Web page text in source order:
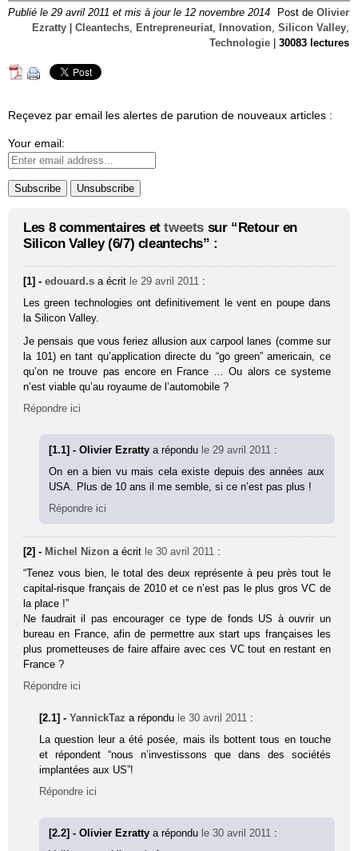
Publié le 29 avril 2011 et mis à jour le 12 novembre 2014 Post de Olivier
Ezratty
Cleantechs, Entrepreneuriat, Innovation, Silicon Valley,
Technologie
30083 lectures
Reçevez par email les alertes de parution de nouveaux articles :
Your email:
Les 8 commentaires ettweets sur “Retour en
Silicon Valley (6/7) cleantechs” :
[1] -edouard.s a écrit le 29 avril 2011 :
Les green technologies ont definitivement le vent en poupe dans
la Silicon Valley.
Je pensais que vous feriez allusion aux carpool lanes (comme sur
la 101) en tant qu’application directe du “go green” americain, ce
qu’on ne trouve pas encore en France … Ou alors ce systeme
n’est viable qu’au royaume de l’automobile ?
Répondre ici
[1.1] - Olivier Ezrattya répondu le 29 avril 2011 :
On en a bien vu mais cela existe depuis des années aux
USA. Plus de 10 ans il me semble, si ce n’est pas plus !
Répondre ici
[2] - Michel Nizon a écrit le 30 avril 2011 :
“Tenez vous bien, le total des deux repré­sente à peu près tout le
capital-risque fran­çais de 2010 et ce n’est pas le plus gros VC de
la place !”
Ne faudrait il pas encourager ce type de fonds US à ouvrir un
bureau en France, afin de permettre aux start ups françaises les
plus prometteuses de faire affaire avec ces VC tout en restant en
France ?
Répondre ici
[2.1] -YannickTaz a répondu le 30 avril 2011 :
La question leur a été posée, mais ils bottent tous en touche
et répondent “nous n’investissons que dans des sociétés
implantées aux US”!
Répondre ici
[2.2] - Olivier Ezrattya répondu le 30 avril 2011 :